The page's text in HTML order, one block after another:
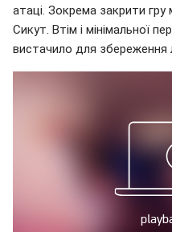
атаці. Зокрема закрити
Сикут. Втім і мінімальної
вистачило для збереження